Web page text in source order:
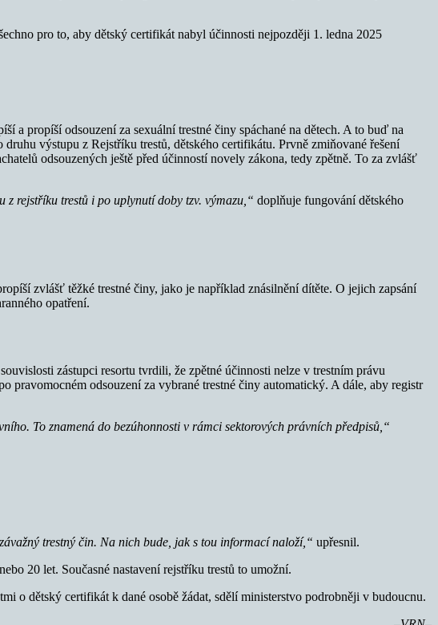
pro to, aby dětský certifikát nabyl účinnosti nejpozději 1. ledna 2025
a propíší odsouzení za sexuální trestné činy spáchané na dětech. A to buď na
výstupu z Rejstříku trestů, dětského certifikátu. Prvně zmiňované řešení
odsouzených ještě před účinností novely zákona, tedy zpětně. To za zvlášť
z rejstříku trestů i po uplynutí doby tzv. výmazu,“ doplňuje fungování dětského
zvlášť těžké trestné činy, jako je například znásilnění dítěte. O jejich zapsání
opatření.
zástupci resortu tvrdili, že zpětné účinnosti nelze v trestním právu
pravomocném odsouzení za vybrané trestné činy automatický. A dále, aby registr
To znamená do bezúhonnosti v rámci sektorových právních předpisů,“
trestný čin. Na nich bude, jak s tou informací naloží,“ upřesnil.
20 let. Současné nastavení rejstříku trestů to umožní.
o dětský certifikát k dané osobě žádat, sdělí ministerstvo podrobněji v budoucnu.